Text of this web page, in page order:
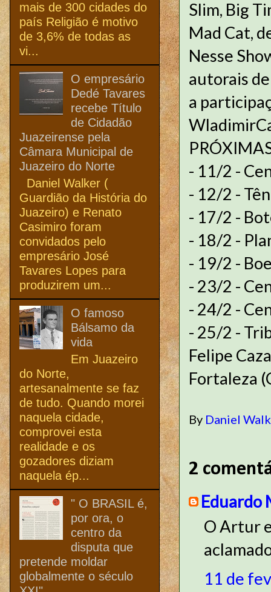
Slim, Big
Mad Cat,
Nesse
autorais
a
- 11/2 -
- 12/2 -
- 17/2 -
- 18/2 -
- 19/2 -
- 23/2 -
- 24/2 -
- 25/2 -
Felipe
Fortaleza
By Daniel
2
Eduardo
O Artur
11 de
mais de 300 cidades do
país Religião é motivo
de 3,6% de todas as
vi...
O empresário
Dedé Tavares
recebe Título
de Cidadão
Juazeirense pela
Câmara Municipal de
Juazeiro do Norte
Daniel Walker (
Guardião da História do
Juazeiro) e Renato
Casimiro foram
convidados pelo
empresário José
Tavares Lopes para
produzirem um...
O famoso
Bálsamo da
vida
Em Juazeiro
do Norte,
artesanalmente se faz
de tudo. Quando morei
naquela cidade,
comprovei esta
realidade e os
gozadores diziam
naquela ép...
" O BRASIL é,
por ora, o
centro da
disputa que
pretende moldar
globalmente o século